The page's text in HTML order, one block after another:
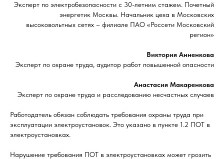
Эксперт по электробезопасности с 30-летним стажем. Почетный
энергетик Москвы. Начальник цеха в Московских
высоковольтных сетях – филиале ПАО «Россети Московский
регион»
Виктория Анненкова
Эксперт по охране труда, аудитор работ повышенной опасности
Анастасия Макаренкова
Эксперт по охране труда и расследованию несчастных случаев
Работодатель обязан соблюдать требования охраны труда при
эксплуатации электроустановок. Это указано в пункте 1.2 ПОТ в
электроустановках.
Нарушение требования ПОТ в электроустановках может грозить